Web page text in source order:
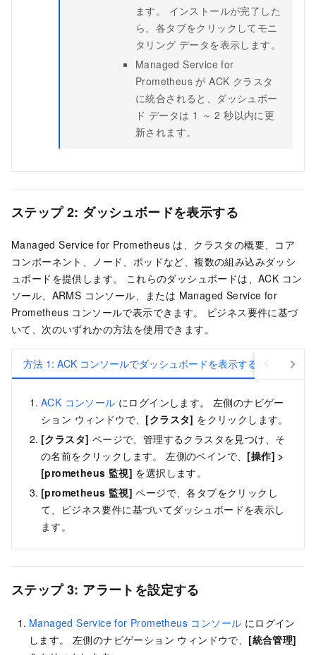
ます。 インストールが完了した
ら、各タブをクリックしてモニ
タリング データを表示します。
Managed Service for
Prometheus が ACK クラスタ
に統合されると、ダッシュボー
ド データは 1 ～ 2 秒以内に更
新されます。
ステップ 2: ダッシュボードを表示する
Managed Service for Prometheus は、クラスタの概要、コア
コンポーネント、ノード、ポッドなど、複数の組み込みダッシ
ュボードを提供します。 これらのダッシュボードは、ACK コン
ソール、ARMS コンソール、または Managed Service for
Prometheus コンソールで表示できます。 ビジネス要件に基づ
いて、次のいずれかの方法を使用できます。
方法 1: ACK コンソールでダッシュボードを表示する 方法
ACK コンソール にログインします。 左側のナビゲー
ション ウィンドウで、 [クラスタ] をクリックします。
[クラスタ] ページで、管理するクラスタを見つけ、そ
の名前をクリックします。 左側のペインで、 [操作] >
[prometheus 監視] を選択します。
[prometheus 監視] ページで、各タブをクリックし
て、ビジネス要件に基づいてダッシュボードを表示し
ます。
ステップ 3: アラートを設定する
Managed Service for Prometheus コンソール にログイン
します。 左側のナビゲーション ウィンドウで、 [統合管理]